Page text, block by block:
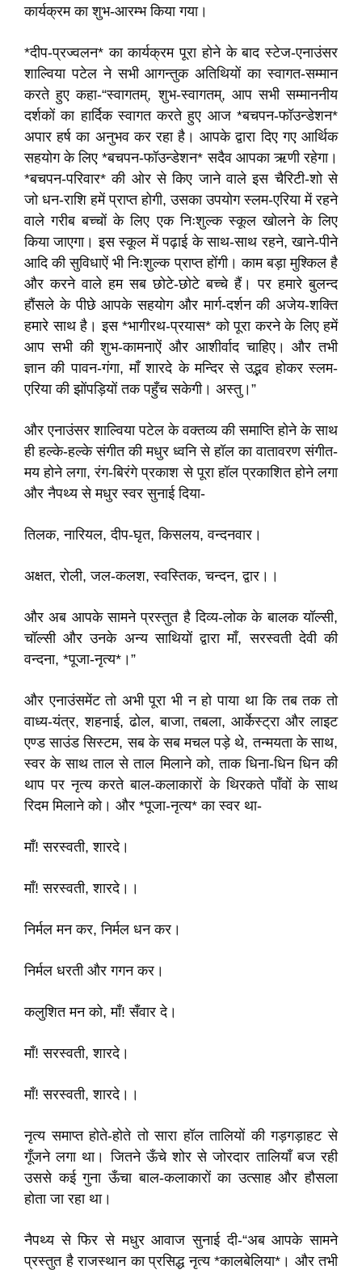
कार्यक्रम का शुभ-आरम्भ किया गया।
*दीप-प्रज्वलन* का कार्यक्रम पूरा होने के बाद स्टेज-एनाउंसर
शाल्विया पटेल ने सभी आगन्तुक अतिथियों का स्वागत-सम्मान
करते हुए कहा-“स्वागतम्, शुभ-स्वागतम्, आप सभी सम्माननीय
दर्शकों का हार्दिक स्वागत करते हुए आज *बचपन-फॉउन्डेशन*
अपार हर्ष का अनुभव कर रहा है। आपके द्वारा दिए गए आर्थिक
सहयोग के लिए *बचपन-फॉउन्डेशन* सदैव आपका ऋणी रहेगा।
*बचपन-परिवार* की ओर से किए जाने वाले इस चैरिटी-शो से
जो धन-राशि हमें प्राप्त होगी, उसका उपयोग स्लम-एरिया में रहने
वाले गरीब बच्चों के लिए एक निःशुल्क स्कूल खोलने के लिए
किया जाएगा। इस स्कूल में पढ़ाई के साथ-साथ रहने, खाने-पीने
आदि की सुविधाऐं भी निःशुल्क प्राप्त होंगी। काम बड़ा मुश्किल है
और करने वाले हम सब छोटे-छोटे बच्चे हैं। पर हमारे बुलन्द
हौंसले के पीछे आपके सहयोग और मार्ग-दर्शन की अजेय-शक्ति
हमारे साथ है। इस *भागीरथ-प्रयास* को पूरा करने के लिए हमें
आप सभी की शुभ-कामनाऐं और आशीर्वाद चाहिए। और तभी
ज्ञान की पावन-गंगा, माँ शारदे के मन्दिर से उद्भव होकर स्लम-
एरिया की झोंपड़ियों तक पहुँच सकेगी। अस्तु।”
और एनाउंसर शाल्विया पटेल के वक्तव्य की समाप्ति होने के साथ
ही हल्के-हल्के संगीत की मधुर ध्वनि से हॉल का वातावरण संगीत-
मय होने लगा, रंग-बिरंगे प्रकाश से पूरा हॉल प्रकाशित होने लगा
और नैपथ्य से मधुर स्वर सुनाई दिया-
तिलक, नारियल, दीप-घृत, किसलय, वन्दनवार।
अक्षत, रोली, जल-कलश, स्वस्तिक, चन्दन, द्वार।।
और अब आपके सामने प्रस्तुत है दिव्य-लोक के बालक यॉल्सी,
चॉल्सी और उनके अन्य साथियों द्वारा माँ, सरस्वती देवी की
वन्दना, *पूजा-नृत्य*।”
और एनाउंसमेंट तो अभी पूरा भी न हो पाया था कि तब तक तो
वाध्य-यंत्र, शहनाई, ढोल, बाजा, तबला, आर्केस्ट्रा और लाइट
एण्ड साउंड सिस्टम, सब के सब मचल पड़े थे, तन्मयता के साथ,
स्वर के साथ ताल से ताल मिलाने को, ताक धिना-धिन धिन की
थाप पर नृत्य करते बाल-कलाकारों के थिरकते पाँवों के साथ
रिदम मिलाने को। और *पूजा-नृत्य* का स्वर था-
माँ! सरस्वती, शारदे।
माँ! सरस्वती, शारदे।।
निर्मल मन कर, निर्मल धन कर।
निर्मल धरती और गगन कर।
कलुशित मन को, माँ! सँवार दे।
माँ! सरस्वती, शारदे।
माँ! सरस्वती, शारदे।।
नृत्य समाप्त होते-होते तो सारा हॉल तालियों की गड़गड़ाहट से
गूँजने लगा था। जितने ऊँचे शोर से जोरदार तालियाँ बज रही
उससे कई गुना ऊँचा बाल-कलाकारों का उत्साह और हौसला
होता जा रहा था।
नैपथ्य से फिर से मधुर आवाज सुनाई दी-“अब आपके सामने
प्रस्तुत है राजस्थान का प्रसिद्ध नृत्य *कालबेलिया*। और तभी